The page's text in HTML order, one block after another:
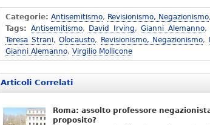
Categorie: Antisemitismo, Revisionismo, Negazionismo,
Tags: Antisemitismo, David Irving,Gianni Alemanno,
Teresa Strani, Olocausto, Revisionismo, Negazionismo,
Gianni Alemanno, Virgilio Mollicone
Articoli Correlati
Roma: assolto professore
proposito?